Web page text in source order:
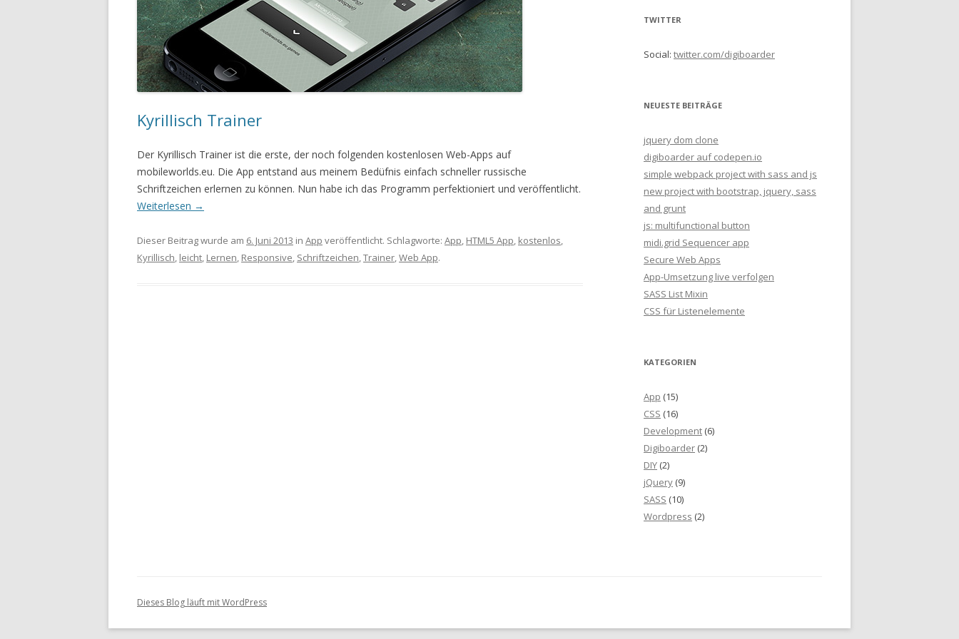
Kyrillisch Trainer
Der Kyrillisch Trainer ist die erste, der noch folgenden kostenlosen Web-Apps auf
mobileworlds.eu. Die App entstand aus meinem Bedüfnis einfach schneller russische
Schriftzeichen erlernen zu können. Nun habe ich das Programm perfektioniert und veröffentlicht.
Weiterlesen →
Dieser Beitrag wurde am 6. Juni 2013 in App veröffentlicht. Schlagworte: App, HTML5 App, kostenlos,
Kyrillisch, leicht, Lernen, Responsive, Schriftzeichen,Trainer,Web App.
TWITTER
Social: twitter.com/digiboarder
NEUESTE BEITRÄGE
jquery dom clone
digiboarder auf codepen.io
simple webpack project with sass and js
new project with bootstrap, jquery, sass
and grunt
js: multifunctional button
midi.grid Sequencer app
Secure Web Apps
App-Umsetzung live verfolgen
SASS List Mixin
CSS für Listenelemente
KATEGORIEN
App (15)
CSS (16)
Development (6)
Digiboarder (2)
DIY (2)
jQuery (9)
SASS (10)
Wordpress (2)
Dieses Blog läuft mit WordPress